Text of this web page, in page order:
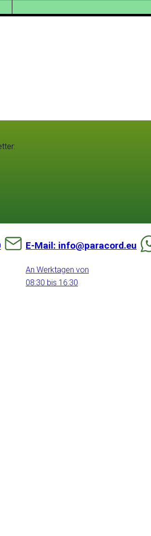
E-Mail: info@paracord.eu
An Werktagen von
08:30 bis 16:30